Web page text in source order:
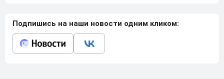
Подпишись на наши новости одним кликом: